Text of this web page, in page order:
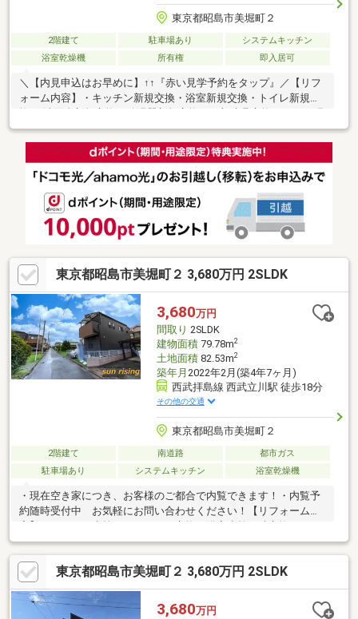
東京都昭島市美堀町２
2階建て 駐車場あり
システムキッチン
浴室乾燥機
所有権 即入居可
＼【内見申込はお早めに】↑↑『赤い見学予約をタップ』／【リフ
ォーム内容】・キッチン新規交換・浴室新規交換・トイレ新規交
替・フロアタイル貼り・室内クリーニング・クッションフロア張
替・白蟻点検・外壁、屋根塗装【無料相談】金利上昇中の住宅ロ
ーン返済計画をはじめ、税控除申告など丁寧にフルサポートいた
します！【当社について】住宅購入はお客様アンケートにおい
線利用「拝島」駅…徒歩18分■拝島第二小学校…徒歩約5分■拝島中
学校・・・徒歩約19分
東京都昭島市美堀町２ 3,680万円 2SLDK
3,680万円
間取り 2SLDK
建物面積79.78m2
土地面積82.53m2
築年月 2022年2月(築4年7ヶ月)
西武拝島線 西武立川駅 徒歩18分
その他の交通
東京都昭島市美堀町２
2階建て 南道路
都市ガス
駐車場あり
システムキッチン 浴室乾燥機
・現在空き家につき、お客様のご都合で内覧できます！・内覧予
約随時受付中 お気軽にお問い合わせください！【リフォーム内
容】・キッチン水栓・ガスコンロ交換・浴室水栓、鏡交換・トイ
レ新規交換・クロス張替え・クッションフロア張替え・ハウスク
リーニング、その他
東京都昭島市美堀町２ 3,680万円 2SLDK
3,680万円